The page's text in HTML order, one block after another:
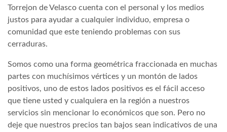
Torrejon de Velasco cuenta con el personal y los medios
justos para ayudar a cualquier individuo, empresa o
comunidad que este teniendo problemas con sus
cerraduras.
Somos como una forma geométrica fraccionada en muchas
partes con muchísimos vértices y un montón de lados
positivos, uno de estos lados positivos es el fácil acceso
que tiene usted y cualquiera en la región a nuestros
servicios sin mencionar lo económicos que son. Pero no
deje que nuestros precios tan bajos sean indicativos de una